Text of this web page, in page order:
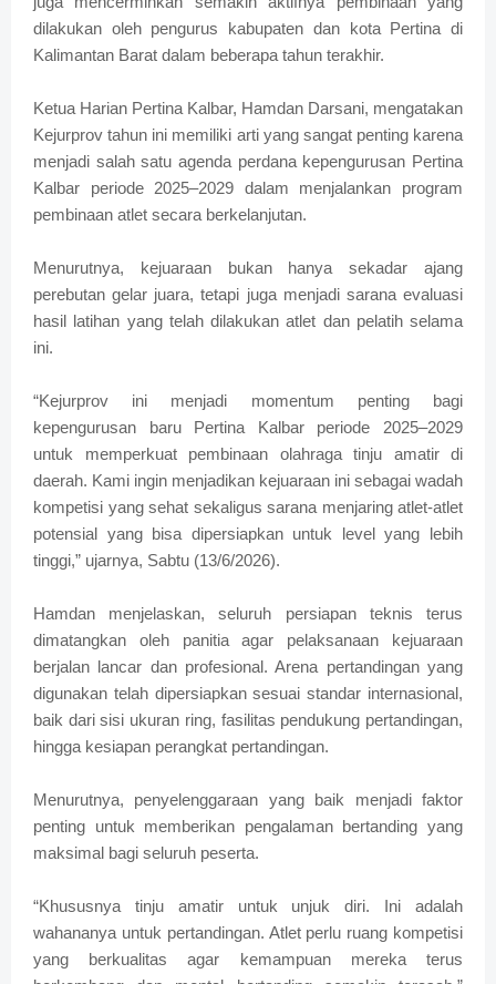
dilakukan oleh pengurus kabupaten dan kota Pertina di
Kalimantan Barat dalam beberapa tahun terakhir.
Ketua Harian Pertina Kalbar, Hamdan Darsani, mengatakan
Kejurprov tahun ini memiliki arti yang sangat penting karena
menjadi salah satu agenda perdana kepengurusan Pertina
Kalbar periode 2025–2029 dalam menjalankan program
pembinaan atlet secara berkelanjutan.
Menurutnya, kejuaraan bukan hanya sekadar ajang
perebutan gelar juara, tetapi juga menjadi sarana evaluasi
hasil latihan yang telah dilakukan atlet dan pelatih selama
ini.
“Kejurprov ini menjadi momentum penting bagi
kepengurusan baru Pertina Kalbar periode 2025–2029
untuk memperkuat pembinaan olahraga tinju amatir di
daerah. Kami ingin menjadikan kejuaraan ini sebagai wadah
kompetisi yang sehat sekaligus sarana menjaring atlet-atlet
potensial yang bisa dipersiapkan untuk level yang lebih
tinggi,” ujarnya, Sabtu (13/6/2026).
Hamdan menjelaskan, seluruh persiapan teknis terus
dimatangkan oleh panitia agar pelaksanaan kejuaraan
berjalan lancar dan profesional. Arena pertandingan yang
digunakan telah dipersiapkan sesuai standar internasional,
baik dari sisi ukuran ring, fasilitas pendukung pertandingan,
hingga kesiapan perangkat pertandingan.
Menurutnya, penyelenggaraan yang baik menjadi faktor
penting untuk memberikan pengalaman bertanding yang
maksimal bagi seluruh peserta.
“Khususnya tinju amatir untuk unjuk diri. Ini adalah
wahananya untuk pertandingan. Atlet perlu ruang kompetisi
yang berkualitas agar kemampuan mereka terus